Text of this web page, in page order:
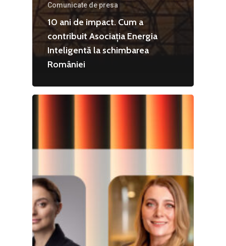
Comunicate de presa
10 ani de impact. Cum a
contribuit Asociația Energia
Inteligentă la schimbarea
României